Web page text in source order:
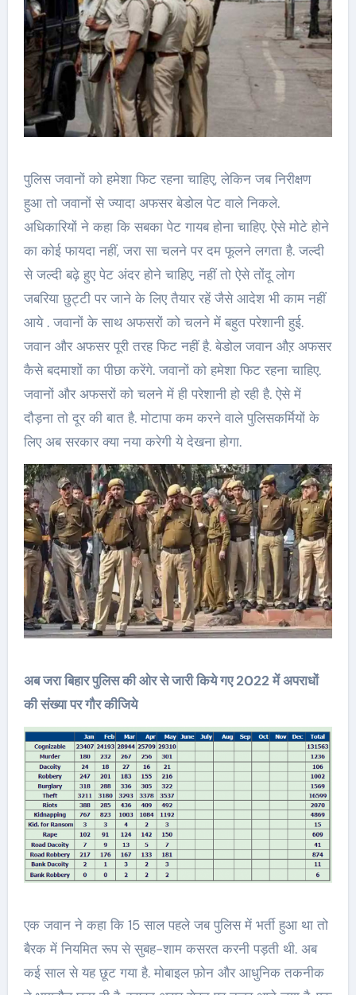
पुलिस जवानों को हमेशा फिट रहना चाहिए, लेकिन जब निरीक्षण
हुआ तो जवानों से ज्यादा अफसर बेडोल पेट वाले निकले.
अधिकारियों ने कहा कि सबका पेट गायब होना चाहिए. ऐसे मोटे होने
का कोई फायदा नहीं, जरा सा चलने पर दम फूलने लगता है. जल्दी
से जल्दी बढ़े हुए पेट अंदर होने चाहिए, नहीं तो ऐसे तोंदू लोग
जबरिया छुट्टी पर जाने के लिए तैयार रहें जैसे आदेश भी काम नहीं
आये . जवानों के साथ अफसरों को चलने में बहुत परेशानी हुई.
जवान और अफसर पूरी तरह फिट नहीं है. बेडोल जवान औऱ अफसर
कैसे बदमाशों का पीछा करेंगे. जवानों को हमेशा फिट रहना चाहिए.
जवानों और अफसरों को चलने में ही परेशानी हो रही है. ऐसे में
दौड़ना तो दूर की बात है. मोटापा कम करने वाले पुलिसकर्मियों के
लिए अब सरकार क्या नया करेगी ये देखना होगा.
अब जरा बिहार पुलिस की ओर से जारी किये गए 2022 में अपराधों
की संख्या पर गौर कीजिये
एक जवान ने कहा कि 15 साल पहले जब पुलिस में भर्ती हुआ था तो
बैरक में नियमित रूप से सुबह-शाम कसरत करनी पड़ती थी. अब
कई साल से यह छूट गया है. मोबाइल फ़ोन और आधुनिक तकनीक